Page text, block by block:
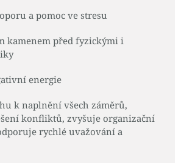
a pomoc ve stresu
kamenem před fyzickými i
energie
k naplnění všech záměrů,
konfliktů, zvyšuje organizační
rychlé uvažování a